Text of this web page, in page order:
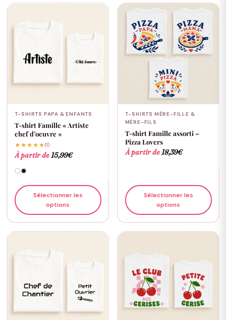
T-SHIRTS PAPA & ENFANTS
T-shirt Famille « Artiste
chef d’oeuvre »
★★★★★(1)
À partir de15,99€
Sélectionner les
options
T-SHIRTS MÈRE-FILLE &
MÈRE-FILS
T-shirt Famille assorti –
Pizza Lovers
À partir de18,39€
Sélectionner les
options